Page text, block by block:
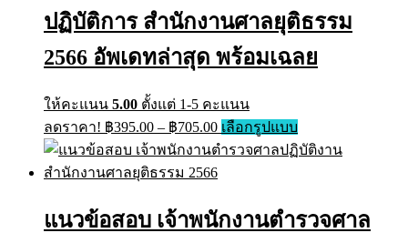
be
chosen
on
the
ปฏิบัติการ สำนักงานศาลยุติธรรม
2566 อัพเดทล่าสุด พร้อมเฉลย
ให้คะแนน 5.00 ตั้งแต่ 1-5 คะแนน
ลดราคา! ฿395.00 – ฿705.00Price
range:
฿395.00
through
เลือกรูปแบบThis
product
has
options
แนวข้อสอบ เจ้าพนักงานตำรวจศาล